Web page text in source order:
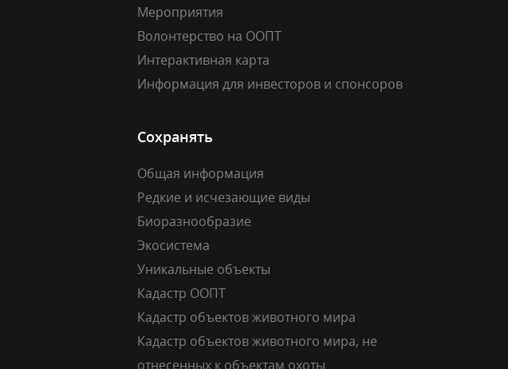
Мероприятия
Волонтерство на ООПТ
Интерактивная карта
Информация для инвесторов и спонсоров
Сохранять
Общая информация
Редкие и исчезающие виды
Биоразнообразие
Экосистема
Уникальные объекты
Кадастр ООПТ
Кадастр объектов животного мира
Кадастр объектов животного мира, не
отнесенных к объектам охоты